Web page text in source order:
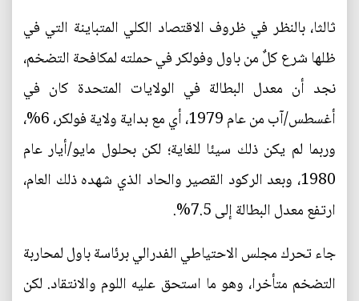
ثالثا، بالنظر في ظروف الاقتصاد الكلي المتباينة التي في
ظلها شرع كلٌ من باول وفولكر في حملته لمكافحة التضخم،
نجد أن معدل البطالة في الولايات المتحدة كان في
أغسطس/آب من عام 1979، أي مع بداية ولاية فولكر، 6%،
وربما لم يكن ذلك سيئا للغاية؛ لكن بحلول مايو/أيار عام
1980، وبعد الركود القصير والحاد الذي شهده ذلك العام،
ارتفع معدل البطالة إلى 7.5%.
جاء تحرك مجلس الاحتياطي الفدرالي برئاسة باول لمحاربة
التضخم متأخرا، وهو ما استحق عليه اللوم والانتقاد. لكن